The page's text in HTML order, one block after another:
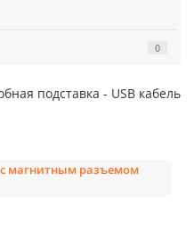
0
подставка - USB кабель
с магнитным разъемом